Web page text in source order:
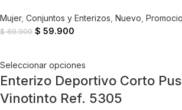
Mujer, Conjuntos y Enterizos Nuevo
$69.900 $ 59.900
Seleccionar opciones
Enterizo Deportivo Corto
Vinotinto Ref. 5305